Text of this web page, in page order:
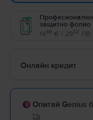
защитно фолио
1499 € / 2932 ЛВ
Онлайн кредит
Опитай Genius